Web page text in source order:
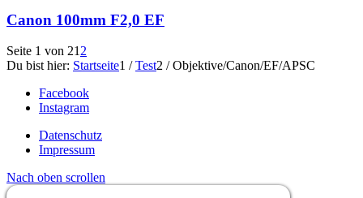
Canon 100mm F2,0 EF
Seite 1 von 21 2
Du bist hier: Startseite1 / Test2 / Objektive/Canon/EF/APSC
Facebook
Instagram
Datenschutz
Impressum
Nach oben scrollen